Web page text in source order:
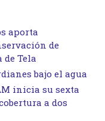
aporta
de
de Tela
bajo el agua
inicia su sexta
a dos